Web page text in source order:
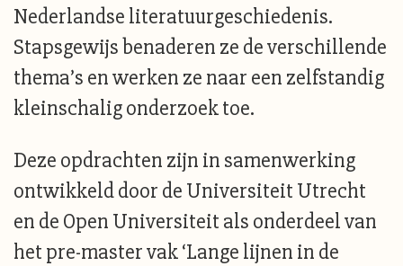
Nederlandse literatuurgeschiedenis.
Stapsgewijs benaderen ze de verschillende
thema’s en werken ze naar een zelfstandig
kleinschalig onderzoek toe.
Deze opdrachten zijn in samenwerking
ontwikkeld door de Universiteit Utrecht
en de Open Universiteit als onderdeel van
het pre-master vak ‘Lange lijnen in de